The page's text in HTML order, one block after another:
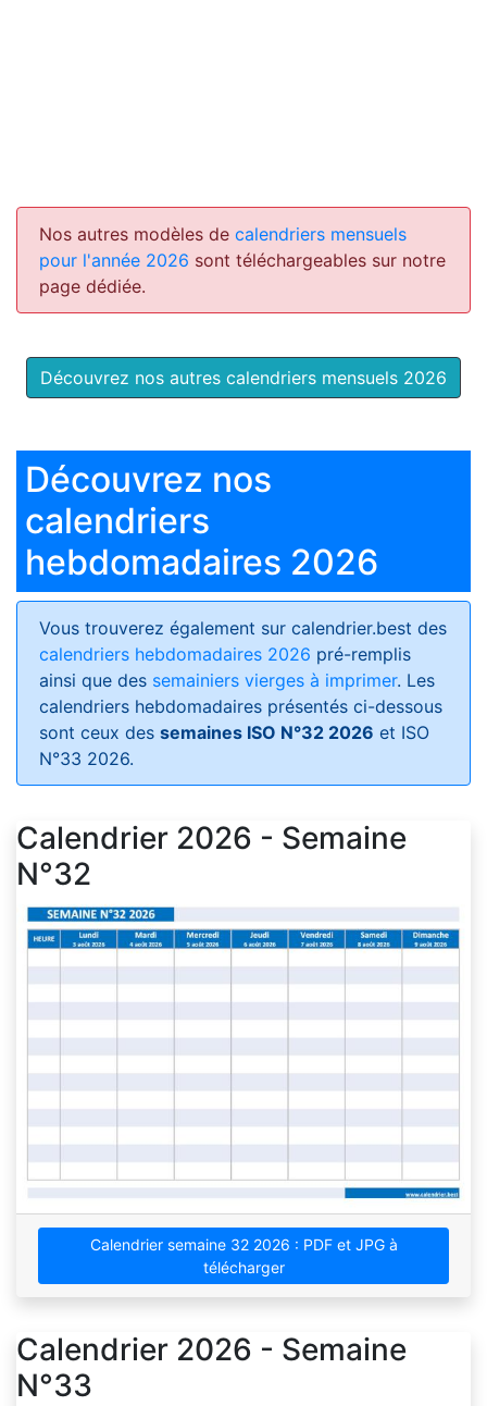
Nos autres modèles de calendriers mensuels
pour l'année 2026 sont téléchargeables sur notre
page dédiée.
Découvrez nos autres calendriers mensuels 2026
Découvrez nos
calendriers
hebdomadaires 2026
Vous trouverez également sur calendrier.best des
calendriers hebdomadaires 2026 pré-remplis
ainsi que des semainiers vierges à imprimer. Les
calendriers hebdomadaires présentés ci-dessous
sont ceux des semaines ISO N°32 2026 et ISO
N°33 2026.
Calendrier 2026 - Semaine
N°32
Calendrier semaine 32 2026 : PDF et JPG à
télécharger
Calendrier 2026 - Semaine
N°33